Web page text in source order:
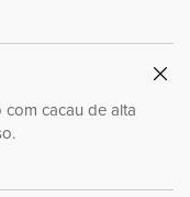
cacau de alta